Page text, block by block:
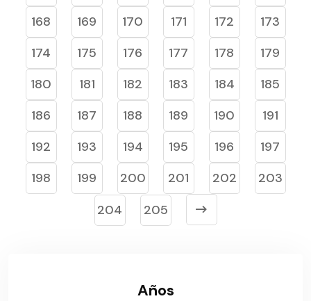
168
169 170 171 172
173
174
175 176 177 178
179
180
181 182 183 184
185
186
187 188 189 190
191
192
193 194 195 196
197
198
199 200 201 202
203
204
205
Años